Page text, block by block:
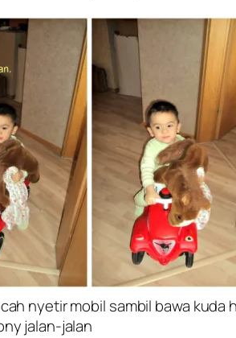
nyetir mobil sambil bawa
jalan-jalan